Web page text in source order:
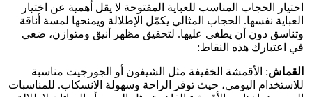
اختيار الحجاب المناسب للعباية المفتوحة لا يقل أهمية عن اختيار
العباية نفسها. الحجاب المثالي يكمّل الإطلالة ويمنحها لمسة أناقة
وتناسق دون أن يطغى عليها. لتحقيق مظهر أنيق ومتوازن، ضعي
في اعتبارك هذه النقاط:
القماش: الأقمشة الخفيفة مثل الشيفون أو الجورجيت مناسبة
للاستخدام اليومي، حيث توفر الراحة وسهولة الانسكاب. للمناسبات